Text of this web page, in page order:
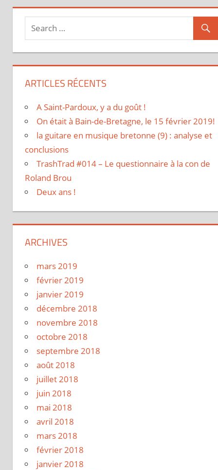
ARTICLES RÉCENTS
A Saint-Pardoux, y a du goût !
On était à Bain-de-Bretagne, le 15 février 2019!
la guitare en musique bretonne (9) : analyse et
conclusions
TrashTrad #014 – Le questionnaire à la con de
Roland Brou
Deux ans !
ARCHIVES
mars 2019
février 2019
janvier 2019
décembre 2018
novembre 2018
octobre 2018
septembre 2018
août 2018
juillet 2018
juin 2018
mai 2018
avril 2018
mars 2018
février 2018
janvier 2018